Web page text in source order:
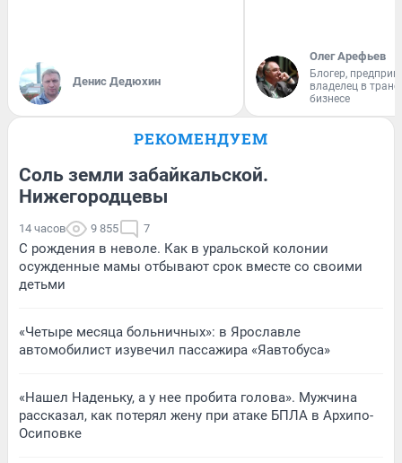
Денис Дедюхин
Олег Арефьев
Блогер,
владелец в
бизнесе
РЕКОМЕНДУЕМ
Соль земли забайкальской.
Нижегородцевы
14 часов 9 855 7
С рождения в неволе. Как в уральской колонии
осужденные мамы отбывают срок вместе со своими
детьми
«Четыре месяца больничных»: в Ярославле
автомобилист изувечил пассажира «Яавтобуса»
«Нашел Наденьку, а у нее пробита голова». Мужчина
рассказал, как потерял жену при атаке БПЛА в Архипо-
Осиповке